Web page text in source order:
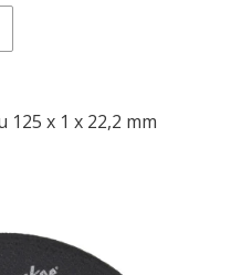
125 x 1 x 22,2 mm